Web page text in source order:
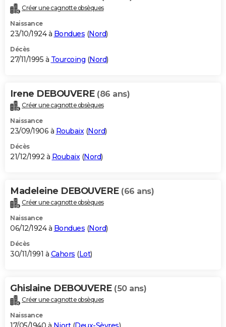
Créer une cagnotte obsèques
Naissance
23/10/1924 à Bondues (Nord)
Décès
27/11/1995 à Tourcoing (Nord)
Irene DEBOUVERE (86 ans)
Créer une cagnotte obsèques
Naissance
23/09/1906 à Roubaix(Nord)
Décès
21/12/1992 à Roubaix(Nord)
Madeleine DEBOUVERE (66 ans)
Créer une cagnotte obsèques
Naissance
06/12/1924 à Bondues (Nord)
Décès
30/11/1991 à Cahors (Lot)
Ghislaine DEBOUVERE (50 ans)
Créer une cagnotte obsèques
Naissance